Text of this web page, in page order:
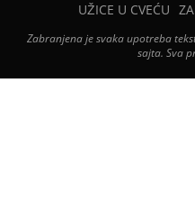
UŽICE U CVEĆU
Zabranjena je svaka upotreba
sajta. Sva